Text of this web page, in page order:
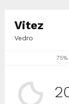
Vitez
Vedro
75%